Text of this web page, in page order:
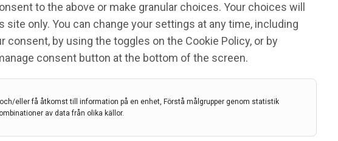
to the above or make granular choices. Your choices will
site only. You can change your settings at any time, including
consent, by using the toggles on the Cookie Policy, or by
consent button at the bottom of the screen.
eller få åtkomst till information på en enhet, Förstå målgrupper genom statistik
av data från olika källor.
pris i miljonklassen
pris,Joachim Burman
sjukhuset och forskare vid Uppsala